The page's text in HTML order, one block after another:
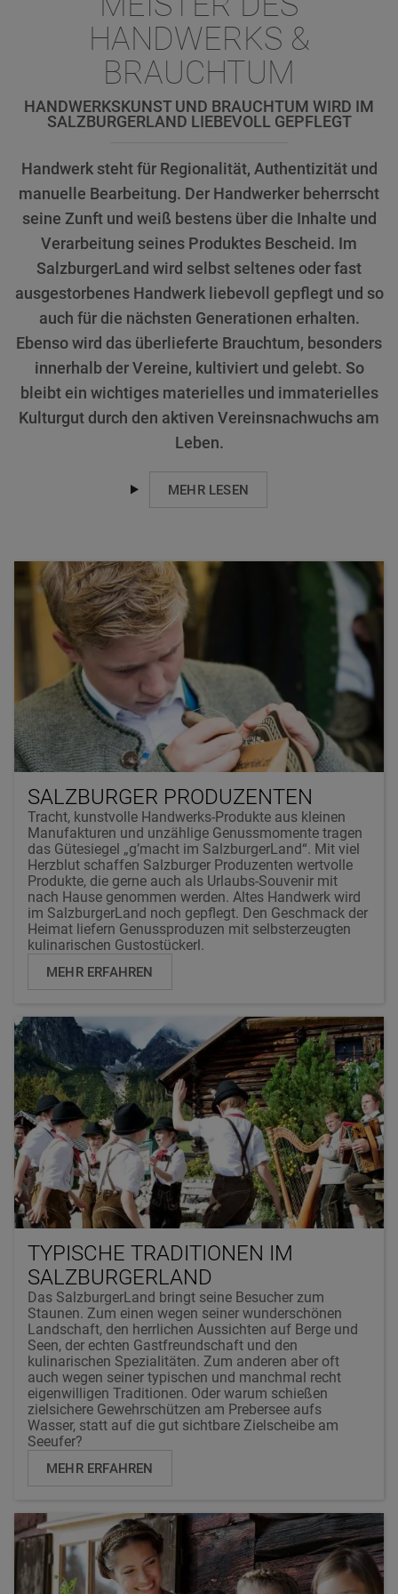
HANDWERKS &
BRAUCHTUM
HANDWERKSKUNST UND BRAUCHTUM WIRD IM
SALZBURGERLAND LIEBEVOLL GEPFLEGT
Handwerk steht für Regionalität, Authentizität und
manuelle Bearbeitung. Der Handwerker beherrscht
seine Zunft und weiß bestens über die Inhalte und
Verarbeitung seines Produktes Bescheid. Im
SalzburgerLand wird selbst seltenes oder fast
ausgestorbenes Handwerk liebevoll gepflegt und so
auch für die nächsten Generationen erhalten.
Ebenso wird das überlieferte Brauchtum, besonders
innerhalb der Vereine, kultiviert und gelebt. So
bleibt ein wichtiges materielles und immaterielles
Kulturgut durch den aktiven Vereinsnachwuchs am
Leben.
MEHR LESEN
SALZBURGER PRODUZENTEN
Tracht, kunstvolle Handwerks-Produkte aus kleinen
Manufakturen und unzählige Genussmomente tragen
das Gütesiegel „g’macht im SalzburgerLand“. Mit viel
Herzblut schaffen Salzburger Produzenten wertvolle
Produkte, die gerne auch als Urlaubs-Souvenir mit
nach Hause genommen werden. Altes Handwerk wird
im SalzburgerLand noch gepflegt. Den Geschmack der
Heimat liefern Genussproduzen mit selbsterzeugten
kulinarischen Gustostückerl.
MEHR ERFAHREN
TYPISCHE TRADITIONEN IM
SALZBURGERLAND
Das SalzburgerLand bringt seine Besucher zum
Staunen. Zum einen wegen seiner wunderschönen
Landschaft, den herrlichen Aussichten auf Berge und
Seen, der echten Gastfreundschaft und den
kulinarischen Spezialitäten. Zum anderen aber oft
auch wegen seiner typischen und manchmal recht
eigenwilligen Traditionen. Oder warum schießen
zielsichere Gewehrschützen am Prebersee aufs
Wasser, statt auf die gut sichtbare Zielscheibe am
Seeufer?
MEHR ERFAHREN